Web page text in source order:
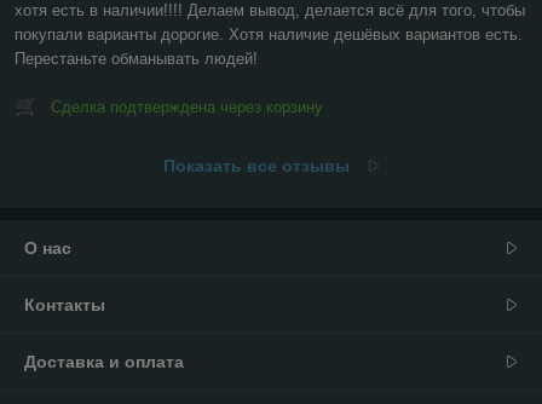
хотя есть в наличии!!!! Делаем вывод, делается всё для того, чтобы
покупали варианты дорогие. Хотя наличие дешёвых вариантов есть.
Перестаньте обманывать людей!
Сделка подтверждена через корзину
Показать все отзывы
О нас
Контакты
Доставка и оплата